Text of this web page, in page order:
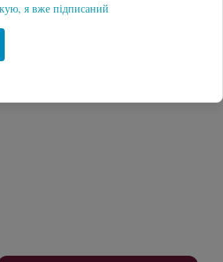
я вже підписаний